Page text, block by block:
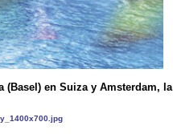
en Suiza y Amsterdam, la